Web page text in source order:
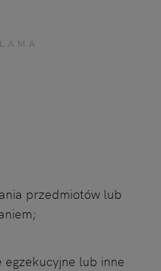
przedmiotów lub
egzekucyjne lub inne